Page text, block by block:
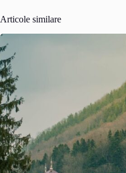
Articole similare